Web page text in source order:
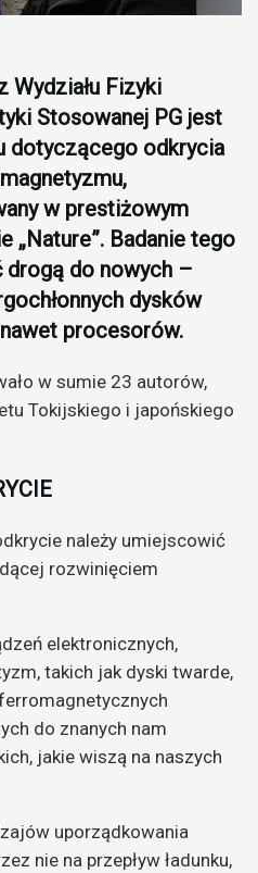
Wydziału Fizyki
Stosowanej PG jest
dotyczącego odkrycia
w prestiżowym
„Nature”. Badanie tego
drogą do nowych –
dysków
procesorów.
w sumie 23 autorów,
Tokijskiego i japońskiego
należy umiejscowić
rozwinięciem
elektronicznych,
takich jak dyski twarde,
do znanych nam
jakie wiszą na naszych
uporządkowania
nie na przepływ ładunku,